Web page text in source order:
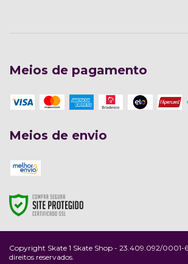
Meios de pagamento
Meios de envio
Copyright Skate 1 Skate Shop - 23.409.092/0001-
direitos reservados.